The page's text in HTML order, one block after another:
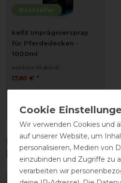
Bestseller
kellX Imprägnierspray
für Pferdedecken -
1000ml
vorher 19,80 €
17,80 € *
ARTIKEL MERKEN
Diese Produkte
interessieren
Wir verwenden Cookies und
auf unserer Website, um
personalisieren, Medien von
einzubinden und Zugriffe zu
verarbeiten wir